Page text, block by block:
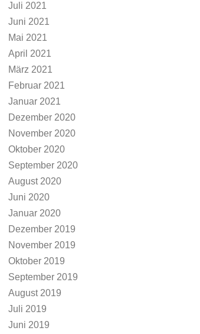
Juli 2021
Juni 2021
Mai 2021
April 2021
März 2021
Februar 2021
Januar 2021
Dezember 2020
November 2020
Oktober 2020
September 2020
August 2020
Juni 2020
Januar 2020
Dezember 2019
November 2019
Oktober 2019
September 2019
August 2019
Juli 2019
Juni 2019